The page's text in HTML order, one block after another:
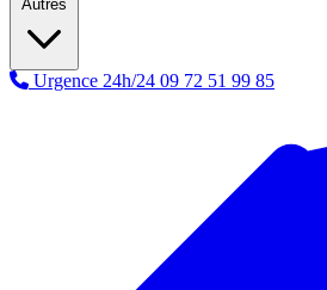
Autres
Urgence 24h/24 09 72 51 99 85